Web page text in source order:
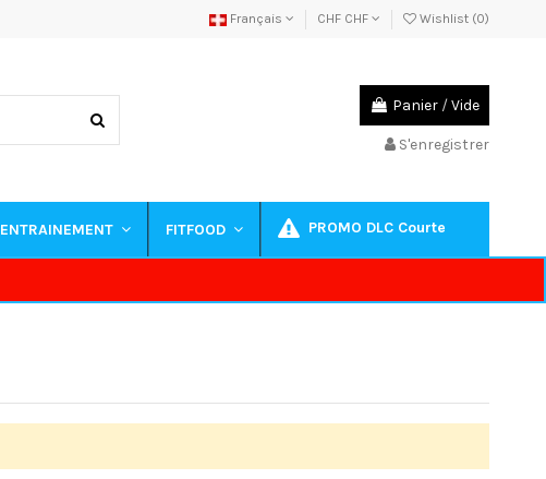
Français CHF CHF Wishlist (0)
Panier /Vide
S'enregistrer
ENTRAINEMENT FITFOOD PROMO DLC Courte